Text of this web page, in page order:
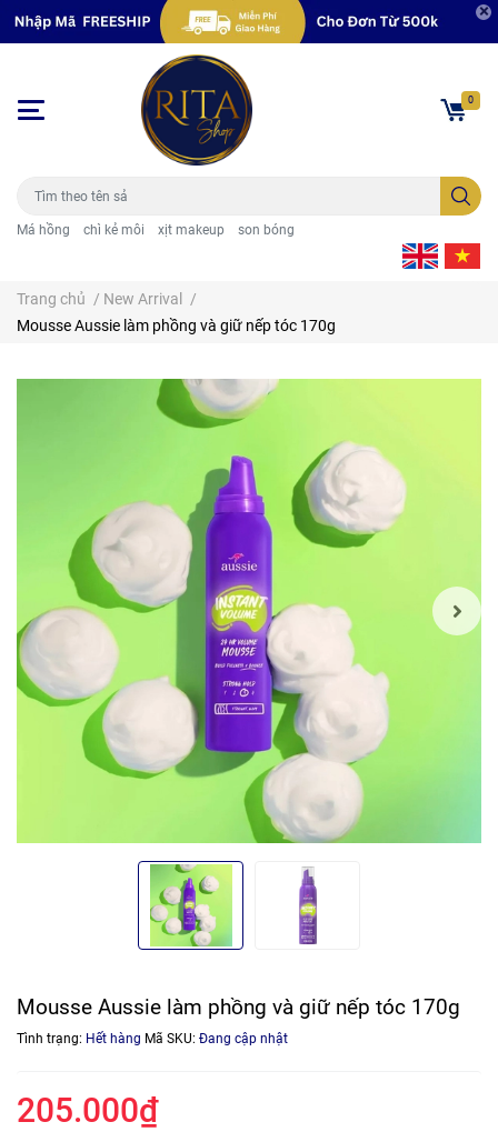
Má hồng chì kẻ môi xịt makeup son bóng
0
Trang chủ / New Arrival
/
Mousse Aussie làm phồng và giữ nếp tóc 170g
Mousse Aussie làm phồng và giữ nếp tóc 170g
Tình trạng: Hết hàng Mã SKU: Đang cập nhật
205.000₫